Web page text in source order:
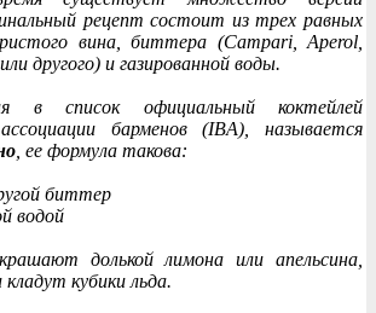
рецепт состоит из трех равных
вина, биттера (Campari, Aperol,
другого) и газированной воды.
в список официальный коктейлей
барменов (IBA), называется
, ее формула такова:
биттер
водой
долькой лимона или апельсина,
кубики льда.